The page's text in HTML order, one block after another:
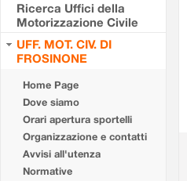
Ricerca Uffici della
Motorizzazione Civile
UFF. MOT. CIV. DI
FROSINONE
Home Page
Dove siamo
Orari apertura sportelli
Organizzazione e contatti
Avvisi all'utenza
Normative